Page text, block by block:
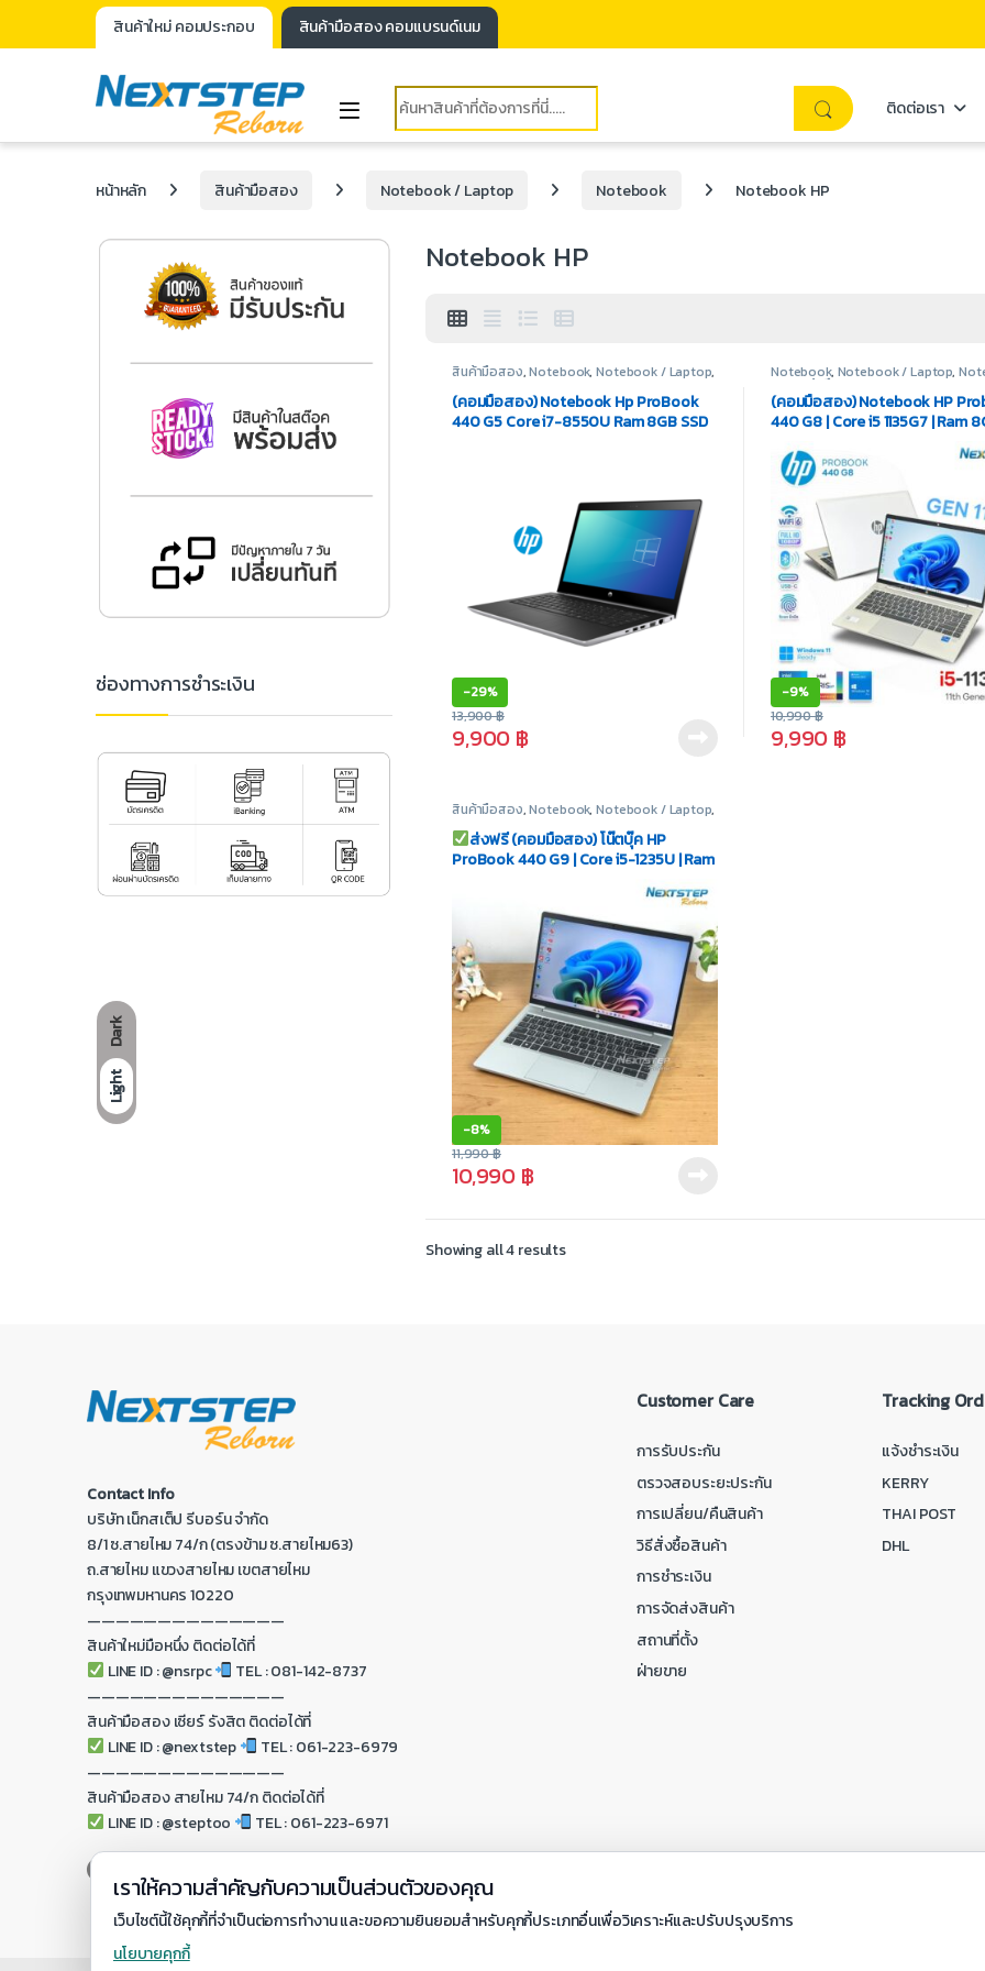
Dark
Light
สินค้าใหม่ คอมประกอบ สินค้ามือสอง คอมแบรนด์เนม
ติดต่อเรา
หน้าหลัก สินค้ามือสอง Notebook / Laptop Notebook Notebook HP
Notebook HP
สินค้ามือสอง,Notebook,Notebook / Laptop,
(คอมมือสอง) Notebook Hp ProBook
440 G5 Core i7-8550U Ram 8GB SSD
-29%
9,900 ฿
13,900฿
Notebook, Notebook / Laptop,
สินค้ามือสอง
(คอมมือสอง) Notebook HP
440 G8 | Core i5 1135G7 | Ram
512GB | iRis Xe | Display 14″ IPS
License Windows 10 Pro OEM
-9%
9,990 ฿
10,990฿
สินค้ามือสอง,Notebook,Notebook / Laptop,
ส่งฟรี (คอมมือสอง) โน๊ตบุ๊ค HP
ProBook 440 G9 | Core i5-1235U | Ram
-8%
10,990 ฿
11,990฿
Showing all 4 results
ช่องทางการชำระเงิน
Contact Info
บริษัท เน็กสเต็ป รีบอร์น จำกัด
8/1 ซ.สายไหม 74/ก (ตรงข้าม ซ.สายไหม63)
ถ.สายไหม แขวงสายไหม เขตสายไหม
กรุงเทพมหานคร 10220
——————————————
สินค้าใหม่มือหนึ่ง ติดต่อได้ที่
LINE ID : @nsrpc
TEL : 081-142-8737
——————————————
สินค้ามือสอง เซียร์ รังสิต ติดต่อได้ที่
LINE ID : @nextstep
TEL : 061-223-6979
——————————————
สินค้ามือสอง สายไหม 74/ก ติดต่อได้ที่
LINE ID : @steptoo
TEL : 061-223-6971
Customer Care
การรับประกัน
ตรวจสอบระยะประกัน
การเปลี่ยน/คืนสินค้า
วิธีสั่งซื้อสินค้า
การชำระเงิน
การจัดส่งสินค้า
สถานที่ตั้ง
ฝ่ายขาย
Tracking
แจ้งชำระเงิน
KERRY
THAI POST
DHL
เราให้ความสำคัญกับความเป็นส่วนตัวของคุณ
เว็บไซต์นี้ใช้คุกกี้ที่จำเป็นต่อการทำงาน และขอความยินยอมสำหรับคุกกี้ประเภทอื่นเพื่อวิเคราะห์และปรับปรุงบริการ
นโยบายคุกกี้